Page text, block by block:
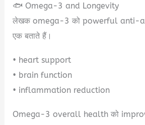
🐟 Omega-3 and Longevity
लेखक omega-3 को powerful anti-
एक बताते हैं।
• heart support
• brain function
• inflammation reduction
Omega-3 overall health को